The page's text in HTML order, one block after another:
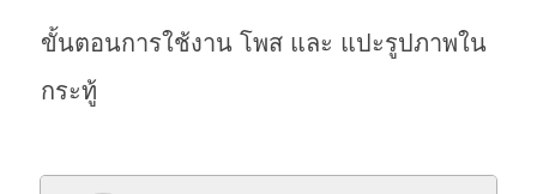
ขั้นตอนการใช้งาน โพส และ แปะรูปภาพใน
กระทู้